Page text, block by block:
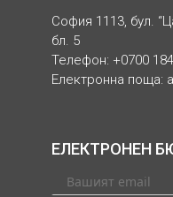
София 1113, бул.
бл. 5
Телефон: +0700
Електронна поща:
ЕЛЕКТРОНЕН